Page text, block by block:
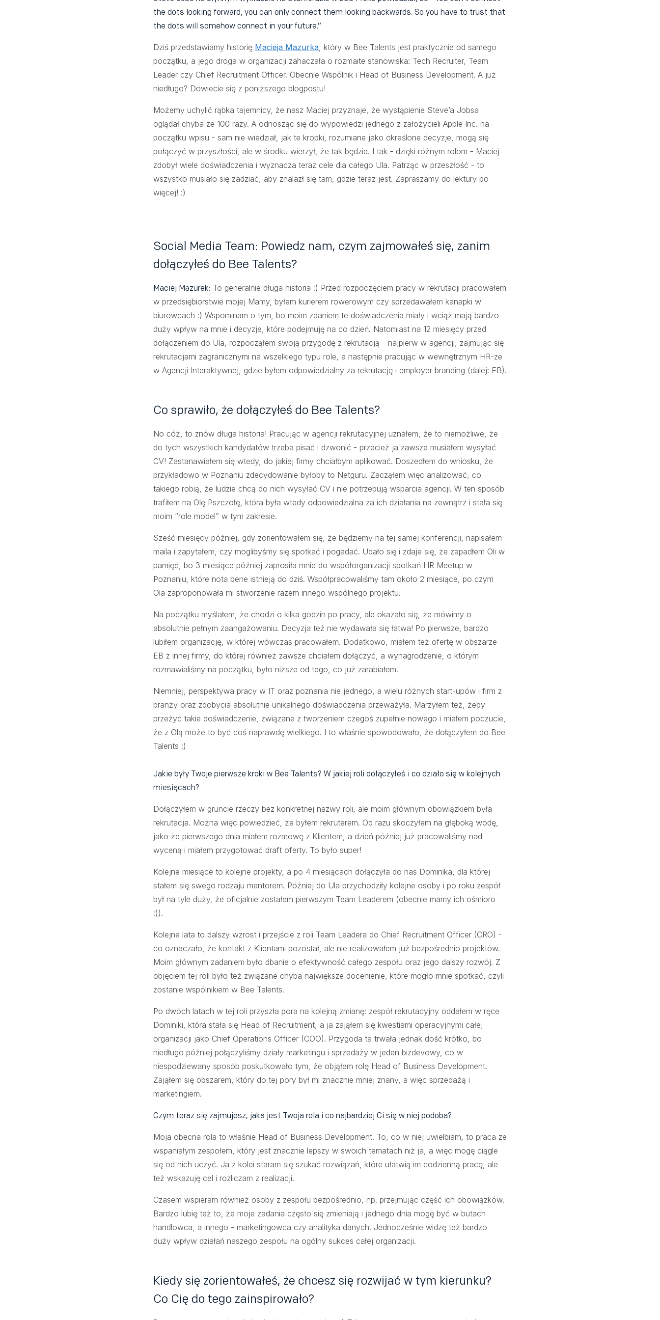
the dots looking forward, you can only connect them looking backwards. So you have to trust that
the dots will somehow connect in your future.”
Dziś przedstawiamy historię Macieja Mazurka, który w Bee Talents jest praktycznie od samego
początku, a jego droga w organizacji zahaczała o rozmaite stanowiska: Tech Recruiter, Team
Leader czy Chief Recruitment Officer. Obecnie Wspólnik i Head of Business Development. A już
niedługo? Dowiecie się z poniższego blogpostu!
Możemy uchylić rąbka tajemnicy, że nasz Maciej przyznaje, że wystąpienie Steve’a Jobsa
oglądał chyba ze 100 razy. A odnosząc się do wypowiedzi jednego z założycieli Apple Inc. na
początku wpisu - sam nie wiedział, jak te kropki, rozumiane jako określone decyzje, mogą się
połączyć w przyszłości, ale w środku wierzył, że tak będzie. I tak - dzięki różnym rolom - Maciej
zdobył wiele doświadczenia i wyznacza teraz cele dla całego Ula. Patrząc w przeszłość - to
wszystko musiało się zadziać, aby znalazł się tam, gdzie teraz jest. Zapraszamy do lektury po
więcej! :)
Social Media Team: Powiedz nam, czym zajmowałeś się, zanim
dołączyłeś do Bee Talents?
Maciej Mazurek: To generalnie długa historia :) Przed rozpoczęciem pracy w rekrutacji pracowałem
w przedsiębiorstwie mojej Mamy, byłem kurierem rowerowym czy sprzedawałem kanapki w
biurowcach :) Wspominam o tym, bo moim zdaniem te doświadczenia miały i wciąż mają bardzo
duży wpływ na mnie i decyzje, które podejmuję na co dzień. Natomiast na 12 miesięcy przed
dołączeniem do Ula, rozpocząłem swoją przygodę z rekrutacją - najpierw w agencji, zajmując się
rekrutacjami zagranicznymi na wszelkiego typu role, a następnie pracując w wewnętrznym HR-ze
w Agencji Interaktywnej, gdzie byłem odpowiedzialny za rekrutację i employer branding (dalej: EB).
Co sprawiło, że dołączyłeś do Bee Talents?
No cóż, to znów długa historia! Pracując w agencji rekrutacyjnej uznałem, że to niemożliwe, że
do tych wszystkich kandydatów trzeba pisać i dzwonić - przecież ja zawsze musiałem wysyłać
CV! Zastanawiałem się wtedy, do jakiej firmy chciałbym aplikować. Doszedłem do wniosku, że
przykładowo w Poznaniu zdecydowanie byłoby to Netguru. Zacząłem więc analizować, co
takiego robią, że ludzie chcą do nich wysyłać CV i nie potrzebują wsparcia agencji. W ten sposób
trafiłem na Olę Pszczołę, która była wtedy odpowiedzialna za ich działania na zewnątrz i stała się
moim “role model” w tym zakresie.
Sześć miesięcy później, gdy zorientowałem się, że będziemy na tej samej konferencji, napisałem
maila i zapytałem, czy moglibyśmy się spotkać i pogadać. Udało się i zdaje się, że zapadłem Oli w
pamięć, bo 3 miesiące później zaprosiła mnie do współorganizacji spotkań HR Meetup w
Poznaniu, które nota bene istnieją do dziś. Współpracowaliśmy tam około 2 miesiące, po czym
Ola zaproponowała mi stworzenie razem innego wspólnego projektu.
Na początku myślałem, że chodzi o kilka godzin po pracy, ale okazało się, że mówimy o
absolutnie pełnym zaangażowaniu. Decyzja też nie wydawała się łatwa! Po pierwsze, bardzo
lubiłem organizację, w której wówczas pracowałem. Dodatkowo, miałem też ofertę w obszarze
EB z innej firmy, do której również zawsze chciałem dołączyć, a wynagrodzenie, o którym
rozmawialiśmy na początku, było niższe od tego, co już zarabiałem.
Niemniej, perspektywa pracy w IT oraz poznania nie jednego, a wielu różnych start-upów i firm z
branży oraz zdobycia absolutnie unikalnego doświadczenia przeważyła. Marzyłem też, żeby
przeżyć takie doświadczenie, związane z tworzeniem czegoś zupełnie nowego i miałem poczucie,
że z Olą może to być coś naprawdę wielkiego. I to właśnie spowodowało, że dołączyłem do Bee
Talents :)
Jakie były Twoje pierwsze kroki w Bee Talents? W jakiej roli dołączyłeś i co działo się w kolejnych
miesiącach?
Dołączyłem w gruncie rzeczy bez konkretnej nazwy roli, ale moim głównym obowiązkiem była
rekrutacja. Można więc powiedzieć, że byłem rekruterem. Od razu skoczyłem na głęboką wodę,
jako że pierwszego dnia miałem rozmowę z Klientem, a dzień później już pracowaliśmy nad
wyceną i miałem przygotować draft oferty. To było super!
Kolejne miesiące to kolejne projekty, a po 4 miesiącach dołączyła do nas Dominika, dla której
stałem się swego rodzaju mentorem. Później do Ula przychodziły kolejne osoby i po roku zespół
był na tyle duży, że oficjalnie zostałem pierwszym Team Leaderem (obecnie mamy ich ośmioro
:)).
Kolejne lata to dalszy wzrost i przejście z roli Team Leadera do Chief Recruitment Officer (CRO) -
co oznaczało, że kontakt z Klientami pozostał, ale nie realizowałem już bezpośrednio projektów.
Moim głównym zadaniem było dbanie o efektywność całego zespołu oraz jego dalszy rozwój. Z
objęciem tej roli było też związane chyba największe docenienie, które mogło mnie spotkać, czyli
zostanie wspólnikiem w Bee Talents.
Po dwóch latach w tej roli przyszła pora na kolejną zmianę: zespół rekrutacyjny oddałem w ręce
Dominiki, która stała się Head of Recruitment, a ja zająłem się kwestiami operacyjnymi całej
organizacji jako Chief Operations Officer (COO). Przygoda ta trwała jednak dość krótko, bo
niedługo później połączyliśmy działy marketingu i sprzedaży w jeden bizdevowy, co w
niespodziewany sposób poskutkowało tym, że objąłem rolę Head of Business Development.
Zająłem się obszarem, który do tej pory był mi znacznie mniej znany, a więc sprzedażą i
marketingiem.
Czym teraz się zajmujesz, jaka jest Twoja rola i co najbardziej Ci się w niej podoba?
Moja obecna rola to właśnie Head of Business Development. To, co w niej uwielbiam, to praca ze
wspaniałym zespołem, który jest znacznie lepszy w swoich tematach niż ja, a więc mogę ciągle
się od nich uczyć. Ja z kolei staram się szukać rozwiązań, które ułatwią im codzienną pracę, ale
też wskazuję cel i rozliczam z realizacji.
Czasem wspieram również osoby z zespołu bezpośrednio, np. przejmując część ich obowiązków.
Bardzo lubię też to, że moje zadania często się zmieniają i jednego dnia mogę być w butach
handlowca, a innego - marketingowca czy analityka danych. Jednocześnie widzę też bardzo
duży wpływ działań naszego zespołu na ogólny sukces całej organizacji.
Kiedy się zorientowałeś, że chcesz się rozwijać w tym kierunku?
Co Cię do tego zainspirowało?